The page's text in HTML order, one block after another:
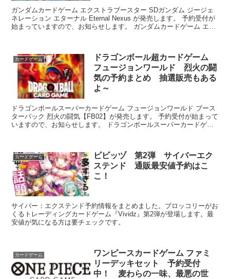
ガンダムカードゲーム エクストラブースター SDガンダム ジージェ
ネレーション エターナル Eternal Nexus が発売します。 予約受付が
始まっていますので、お知らせします。 ガンダムカードゲーム エク
カードゲーム
ドラゴンボール超カードゲーム
フュージョンワールド 烈火の闘
気の予約まとめ 抽選販売もある
よ～
ドラゴンボールスーパーカードゲーム フュージョンワールド ブース
ターパック 烈火の闘気【FB02】が発売します。 予約受付が始まって
いますので、お知らせします。 ドラゴンボールスーパーカードゲー
カードゲーム
ビビッヅ 第2弾 サイバーエク
ステンド 通販最安値予約はこ
こ！
サイバー：エクステンド予約情報をまとめました。ブロッコリーがお
くるトレーディングカードゲーム『Vividz』第2弾が登場します。最
安値が気になる方は要チェックです。
カードゲーム
ワンピースカードゲーム ファミ
リーデッキセット 予約受付
中！ 麦わらの一味、最悪の世